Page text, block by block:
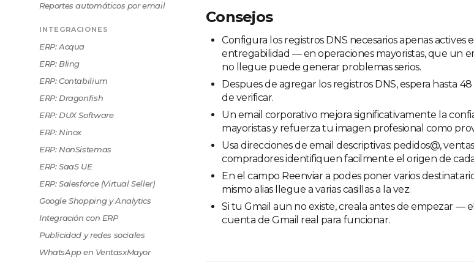
Reportes automáticos por email
INTEGRACIONES
ERP: Acqua
ERP: Bling
ERP: Contabilium
ERP: Dragonfish
ERP: DUX Software
ERP: Ninox
ERP: NonSistemas
ERP: SaaS UE
ERP: Salesforce (Virtual Seller)
Google Shopping y Analytics
Integración con ERP
Publicidad y redes sociales
WhatsApp en VentasxMayor
Consejos
Configura los registros DNS necesarios apenas actives
entregabilidad — en operaciones mayoristas, que un
no llegue puede generar problemas serios.
Despues de agregar los registros DNS, espera hasta
de verificar.
Un email corporativo mejora significativamente la
mayoristas y refuerza tu imagen profesional como
Usa direcciones de email descriptivas: pedidos@,
compradores identifiquen facilmente el origen de
En el campo Reenviar a podes poner varios
mismo alias llegue a varias casillas a la vez.
Si tu Gmail aun no existe, creala antes de empezar —
cuenta de Gmail real para funcionar.